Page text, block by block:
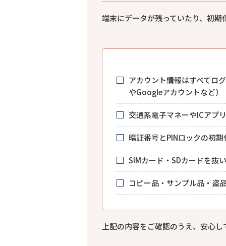
端末にデータが残っていたり、初
アカウント情報はすべてロ
やGoogleアカウントなど）
交通系電子マネーやICアプ
暗証番号とPINロックの初
SIMカード・SDカードを抜
コピー品・サンプル品・盗
上記の内容をご確認のうえ、安心